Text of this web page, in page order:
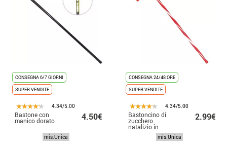
CONSEGNA 6/7 GIORNI
SUPER VENDITE
4.34/5.00
Bastone con
manico dorato 4.50€
mis.Unica
CONSEGNA 24/48 ORE
SUPER VENDITE
4.34/5.00
Bastoncino di
zucchero
natalizio in
plastica da 86
2.99€
mis.Unica